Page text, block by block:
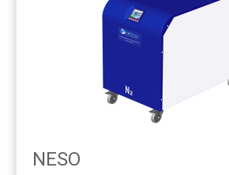
NESO